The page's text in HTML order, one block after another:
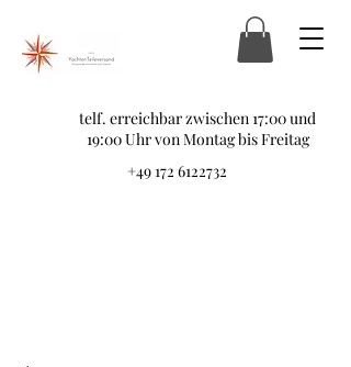
telf. erreichbar zwischen 17:00 und
19:00 Uhr von Montag bis Freitag
+49 172 6122732